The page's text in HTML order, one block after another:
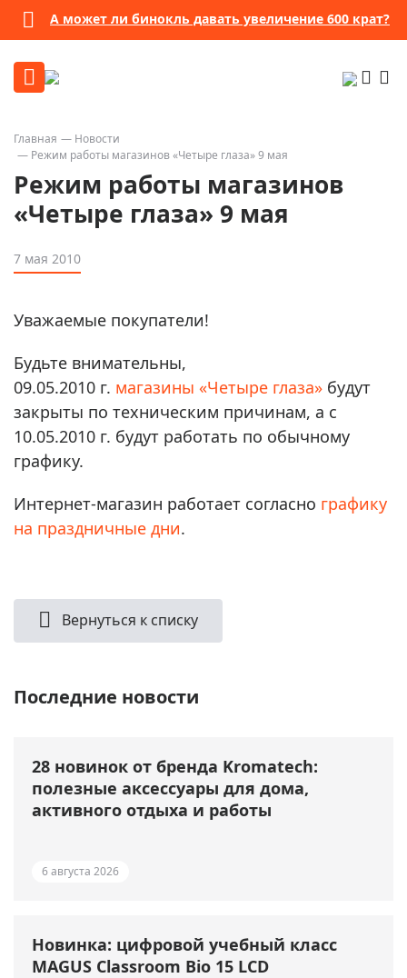
А может ли бинокль давать увеличение 600 крат?
Главная
Новости
Режим работы магазинов «Четыре глаза» 9 мая
Режим работы магазинов
«Четыре глаза» 9 мая
7 мая 2010
Уважаемые покупатели!
Будьте внимательны,
09.05.2010 г. магазины «Четыре глаза» будут
закрыты по техническим причинам, а с
10.05.2010 г. будут работать по обычному
графику.
Интернет-магазин работает согласно графику
на праздничные дни.
Вернуться к списку
Последние новости
28 новинок от бренда Kromatech:
полезные аксессуары для дома,
активного отдыха и работы
6 августа 2026
Новинка: цифровой учебный класс
MAGUS Classroom Bio 15 LCD